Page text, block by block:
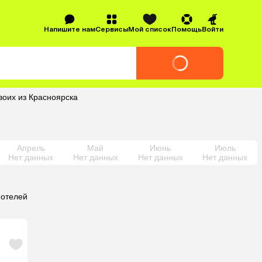
Напишите намСервисыМой списокПомощьВойти
из Красноярска
Апрель
Нет данных
Май
Нет данных
Июнь
Нет данных
Июль
Нет данных